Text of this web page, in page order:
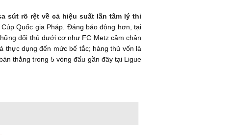
sút rõ rệt về cả hiệu suất lẫn tâm lý thi
Quốc gia Pháp. Đáng báo động hơn, tại
đối thủ dưới cơ như FC Metz cầm chân
thực dụng đến mức bế tắc; hàng thủ vốn là
thắng trong 5 vòng đấu gần đây tại Ligue